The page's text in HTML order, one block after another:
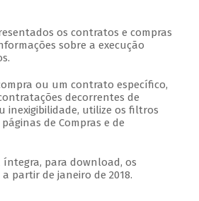
os contratos e compras
sobre a execução
ou um contrato específico,
decorrentes de
inexigibilidade, utilize os filtros
de Compras e de
íntegra, para download, os
partir de janeiro de 2018.